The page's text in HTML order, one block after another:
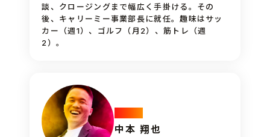
談、クロージングまで幅広く手掛ける。その
後、キャリーミー事業部長に就任。趣味はサッ
カー（週1）、ゴルフ（月2）、筋トレ（週
2）。
中本 翔也